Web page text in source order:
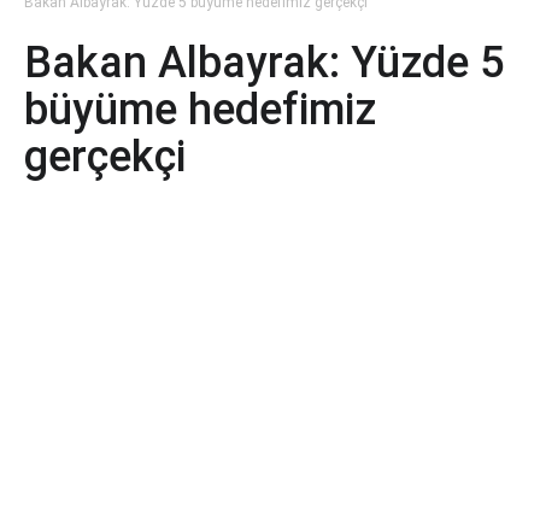
Bakan Albayrak: Yüzde 5
büyüme hedefimiz
gerçekçi